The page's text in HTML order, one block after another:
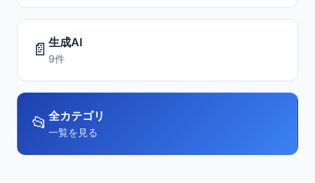
📄 生成AI
9件
📂 全カテゴリ
一覧を見る